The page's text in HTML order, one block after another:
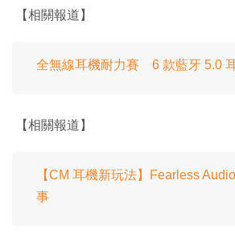
【相關報道】
全無線耳機耐力賽 6 款藍牙 5.0
【相關報道】
【CM 耳機新玩法】Fearless
事